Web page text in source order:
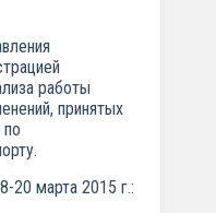
работы
принятых
20 марта 2015 г.: